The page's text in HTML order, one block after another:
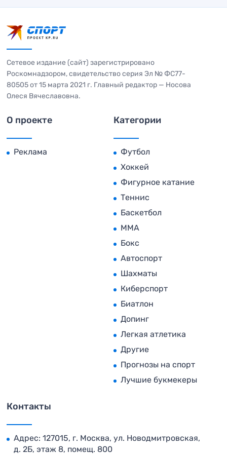
Сетевое издание (сайт) зарегистрировано
Роскомнадзором, свидетельство серия Эл № ФС77-
80505 от 15 марта 2021 г. Главный редактор — Носова
Олеся Вячеславовна.
О проекте
Реклама
Категории
Футбол
Хоккей
Фигурное катание
Теннис
Баскетбол
MMA
Бокс
Автоспорт
Шахматы
Киберспорт
Биатлон
Допинг
Легкая атлетика
Другие
Прогнозы на спорт
Лучшие букмекеры
Контакты
Адрес: 127015, г. Москва, ул. Новодмитровская,
д. 2Б, этаж 8, помещ. 800